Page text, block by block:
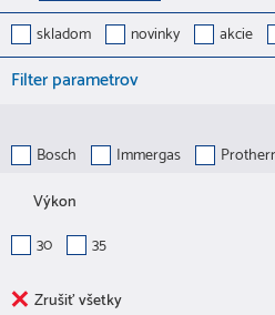
skladom
novinky akcie
Filter parametrov
Bosch Immergas
Výkon
30
35
Zrušiť všetky